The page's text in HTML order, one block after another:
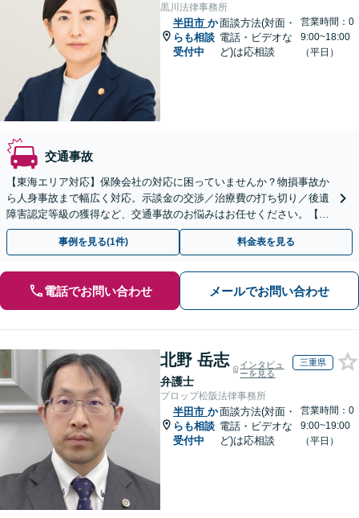
黒川法律事務所
半田市 か
らも相談
受付中
面談方法(対面・
電話・ビデオな
ど)は応相談
営業時間：0
9:00~18:00
（平日）
交通事故
【東海エリア対応】保険会社の対応に困っていませんか？物損事故か
ら人身事故まで幅広く対応。示談金の交渉／治療費の打ち切り／後遺
障害認定等級の獲得など、交通事故のお悩みはお任せください。【初
回相談無料】【夜間・休日の相談可能】【駐車場あり】
事例を見る(1件) 料金表を見る
電話でお問い合わせ メールでお問い合わせ
北野 岳志
弁護士
インタビュ
ーを見る
三重県
プロップ松阪法律事務所
半田市 か
らも相談
受付中
面談方法(対面・
電話・ビデオな
ど)は応相談
営業時間：0
9:00~19:00
（平日）